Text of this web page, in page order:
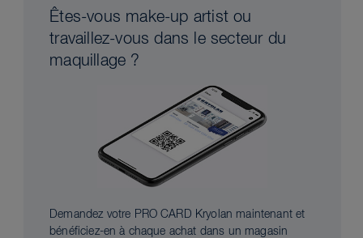
Êtes-vous make-up artist ou
travaillez-vous dans le secteur du
maquillage ?
Demandez votre PRO CARD Kryolan maintenant et
bénéficiez-en à chaque achat dans un magasin